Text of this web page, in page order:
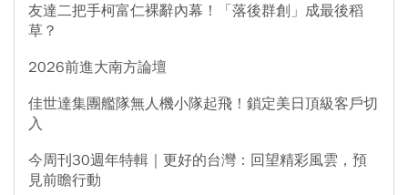
友達二把手柯富仁裸辭內幕！「落後群創」成最後稻
草？
2026前進大南方論壇
佳世達集團艦隊無人機小隊起飛！鎖定美日頂級客戶切
入
今周刊30週年特輯｜更好的台灣：回望精彩風雲，預
見前瞻行動